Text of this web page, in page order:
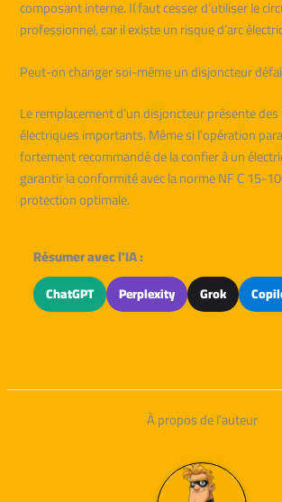
composant interne. Il faut cesser d’utiliser le
professionnel, car il existe un risque d’arc
Peut-on changer soi-même un disjoncteur
Le remplacement d’un disjoncteur présente
électriques importants. Même si l’opération
fortement recommandé de la confier à un
garantir la conformité avec la norme NF C 15-
protection optimale.
Résumer avec l'IA :
ChatGPT Perplexity Grok
À propos de l'auteur